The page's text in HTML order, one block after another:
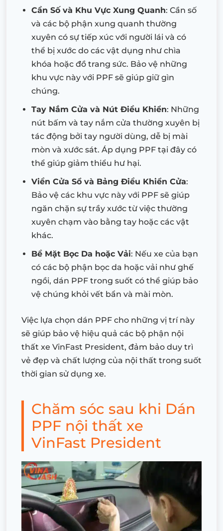
Cần Số và Khu Vực Xung Quanh: Cần số
và các bộ phận xung quanh thường
xuyên có sự tiếp xúc với người lái và có
thể bị xước do các vật dụng như chìa
khóa hoặc đồ trang sức. Bảo vệ những
khu vực này với PPF sẽ giúp giữ gìn
chúng.
Tay Nắm Cửa và Nút Điều Khiển: Những
nút bấm và tay nắm cửa thường xuyên bị
tác động bởi tay người dùng, dễ bị mài
mòn và xước sát. Áp dụng PPF tại đây có
thể giúp giảm thiểu hư hại.
Viền Cửa Sổ và Bảng Điều Khiển Cửa:
Bảo vệ các khu vực này với PPF sẽ giúp
ngăn chặn sự trầy xước từ việc thường
xuyên chạm vào bằng tay hoặc các vật
khác.
Bề Mặt Bọc Da hoặc Vải: Nếu xe của bạn
có các bộ phận bọc da hoặc vải như ghế
ngồi, dán PPF trong suốt có thể giúp bảo
vệ chúng khỏi vết bẩn và mài mòn.
Việc lựa chọn dán PPF cho những vị trí này
sẽ giúp bảo vệ hiệu quả các bộ phận nội
thất xe VinFast President, đảm bảo duy trì
vẻ đẹp và chất lượng của nội thất trong suốt
thời gian sử dụng xe.
Chăm sóc sau khi Dán
PPF nội thất xe
VinFast President